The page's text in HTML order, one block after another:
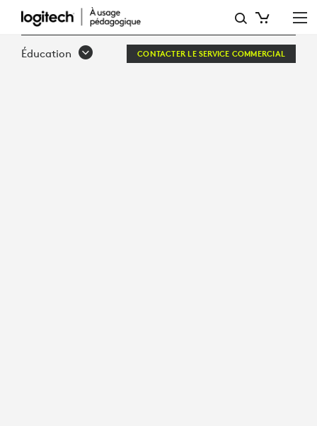
COMMENT
Éducation CONTACTER LE SERVICE COMMERCIAL